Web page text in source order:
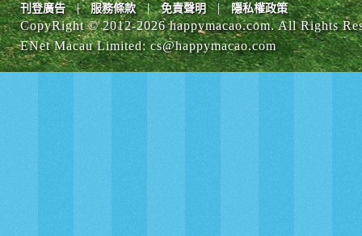
刊登廣告 | 服務條款 | 免責聲明 | 隱私權政策
CopyRight © 2012-2026 happymacao.com. All Rights
ENet Macau Limited:cs@happymacao.com